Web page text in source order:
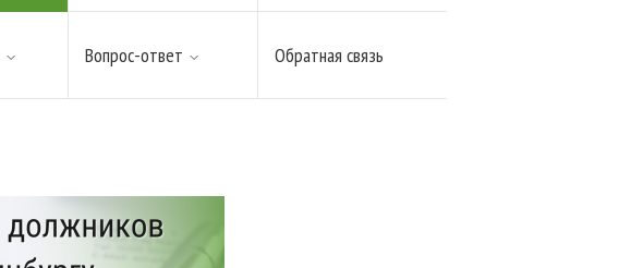
Вопрос-ответ Обратная связь